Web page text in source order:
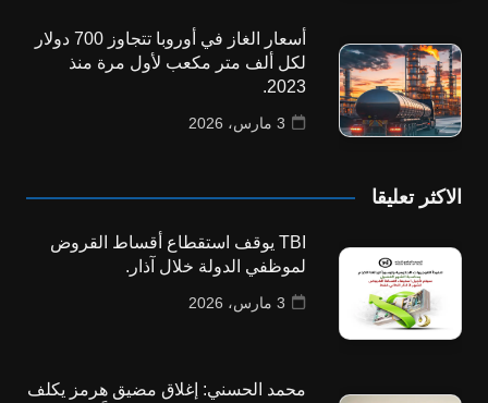
أسعار الغاز في أوروبا تتجاوز 700 دولار
لكل ألف متر مكعب لأول مرة منذ
2023.
3 مارس، 2026
الاكثر تعليقا
TBI يوقف استقطاع أقساط القروض
لموظفي الدولة خلال آذار.
3 مارس، 2026
محمد الحسني: إغلاق مضيق هرمز يكلف